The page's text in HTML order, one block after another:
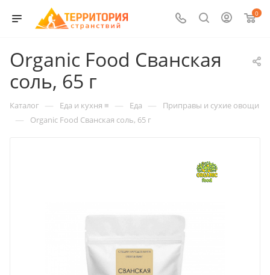
0
Organic Food Сванская
соль, 65 г
Каталог — Еда и кухня ≡ — Еда — Приправы и сухие овощи
— Organic Food Сванская соль, 65 г